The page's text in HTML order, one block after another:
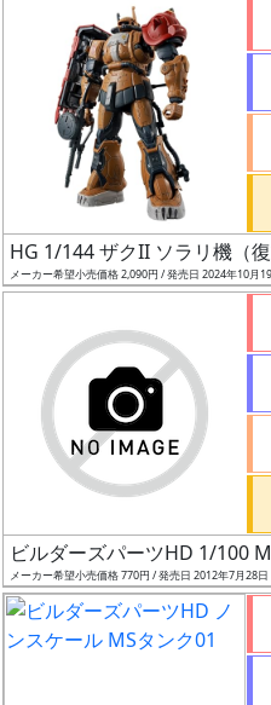
最
安
値
の
HG 1/144 ザクII ソラリ機（復
メーカー希望小売価格 2,090円 / 発売日 2024年10月
ビルダーズパーツHD 1/100
メーカー希望小売価格 770円 / 発売日 2012年7月28日